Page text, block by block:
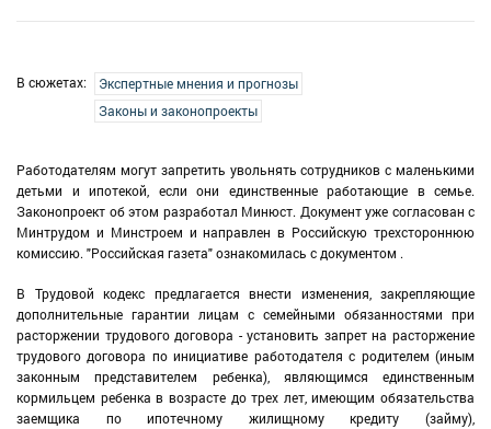
В сюжетах:
Экспертные мнения и прогнозы
Законы и законопроекты
Работодателям могут запретить увольнять сотрудников с маленькими
детьми и ипотекой, если они единственные работающие в семье.
Законопроект об этом разработал Минюст. Документ уже согласован с
Минтрудом и Минстроем и направлен в Российскую трехстороннюю
комиссию. "Российская газета" ознакомилась с документом .
В Трудовой кодекс предлагается внести изменения, закрепляющие
дополнительные гарантии лицам с семейными обязанностями при
расторжении трудового договора - установить запрет на расторжение
трудового договора по инициативе работодателя с родителем (иным
законным представителем ребенка), являющимся единственным
кормильцем ребенка в возрасте до трех лет, имеющим обязательства
заемщика по ипотечному жилищному кредиту (займу),